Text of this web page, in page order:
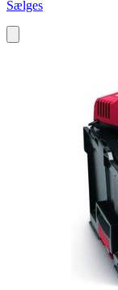
Sælges